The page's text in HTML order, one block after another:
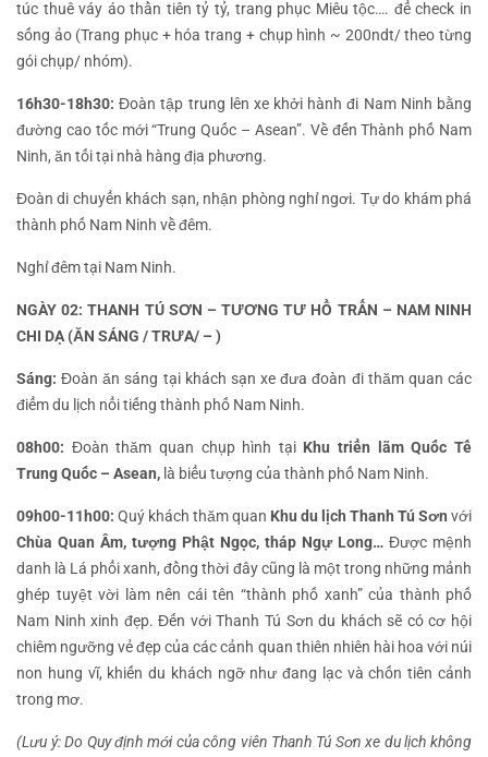
túc thuê váy áo thần tiên tỷ tỷ, trang phục Miêu tộc…. để check in
sống ảo (Trang phục + hóa trang + chụp hình ~ 200ndt/ theo từng
gói chụp/ nhóm).
16h30-18h30:Đoàn tập trung lên xe khởi hành đi Nam Ninh bằng
đường cao tốc mới “Trung Quốc – Asean”. Về đến Thành phố Nam
Ninh, ăn tối tại nhà hàng địa phương.
Đoàn di chuyển khách sạn, nhận phòng nghỉ ngơi. Tự do khám phá
thành phố Nam Ninh về đêm.
Nghỉ đêm tại Nam Ninh.
NGÀY 02: THANH TÚ SƠN – TƯƠNG TƯ HỒ TRẤN – NAM NINH
CHI DẠ (ĂN SÁNG / TRƯA/ – )
Sáng: Đoàn ăn sáng tại khách sạn xe đưa đoàn đi thăm quan các
điểm du lịch nổi tiếng thành phố Nam Ninh.
08h00: Đoàn thăm quan chụp hình tại Khu triển lãm Quốc Tế
Trung Quốc – Asean, là biểu tượng của thành phố Nam Ninh.
09h00-11h00: Quý khách thăm quan Khu du lịch Thanh Tú Sơn với
Chùa Quan Âm, tượng Phật Ngọc, tháp Ngự Long… Được mệnh
danh là Lá phổi xanh, đồng thời đây cũng là một trong những mảnh
ghép tuyệt vời làm nên cái tên “thành phố xanh” của thành phố
Nam Ninh xinh đẹp. Đến với Thanh Tú Sơn du khách sẽ có cơ hội
chiêm ngưỡng vẻ đẹp của các cảnh quan thiên nhiên hài hoa với núi
non hung vĩ, khiến du khách ngỡ như đang lạc và chốn tiên cảnh
trong mơ.
(Lưu ý: Do Quy định mới của công viên Thanh Tú Sơn xe du lịch không